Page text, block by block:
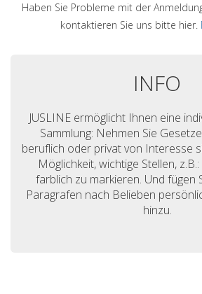
Haben Sie Probleme mit der
kontaktieren Sie uns bitte hier.
INFO
JUSLINE ermöglicht Ihnen eine
Sammlung: Nehmen Sie
beruflich oder privat von Interesse
Möglichkeit, wichtige Stellen,
farblich zu markieren. Und fügen
Paragrafen nach Belieben
hinzu.